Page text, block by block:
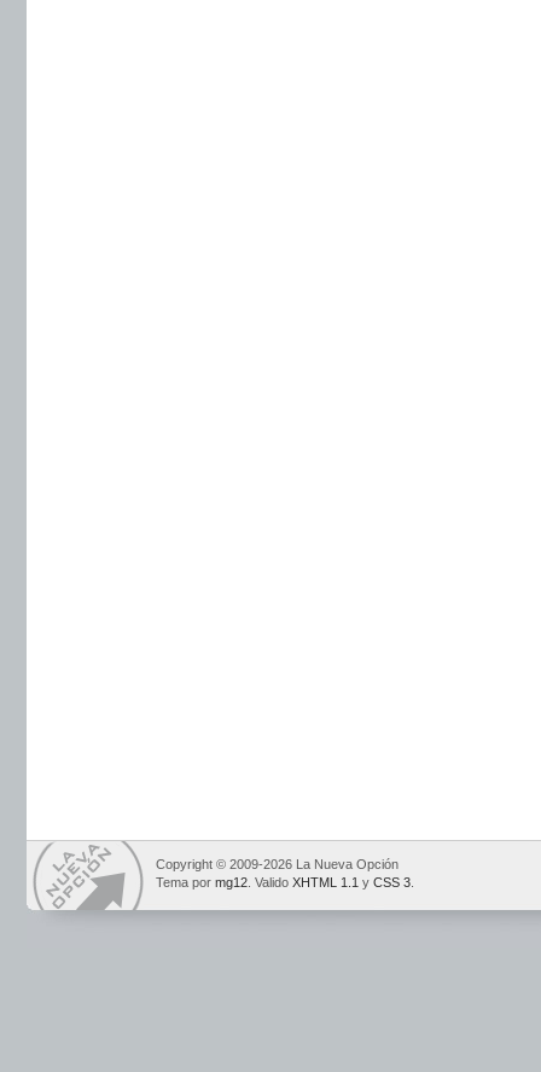
Copyright © 2009-2026 La Nueva Opción
Tema por mg12 . Valido XHTML 1.1 y CSS 3